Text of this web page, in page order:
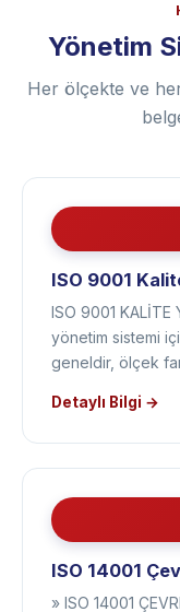
Yönetim
Her ölçekte ve
ISO 9001
ISO 9001 KALİTE
yönetim sistemi
geneldir, ölçek
ISO 14001